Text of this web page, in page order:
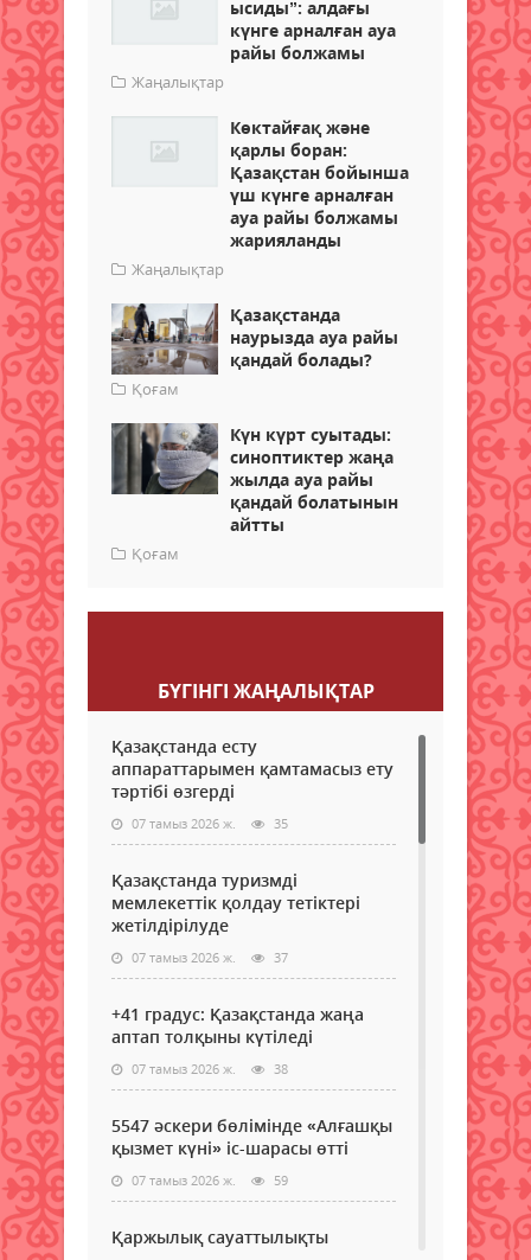
ысиды”: алдағы
күнге арналған ауа
райы болжамы
Жаңалықтар
Көктайғақ және
қарлы боран:
Қазақстан бойынша
үш күнге арналған
ауа райы болжамы
жарияланды
Жаңалықтар
Қазақстанда
наурызда ауа райы
қандай болады?
Қоғам
Күн күрт суытады:
синоптиктер жаңа
жылда ауа райы
қандай болатынын
айтты
Қоғам
БҮГІНГI ЖАҢАЛЫҚТАР
Қазақстанда есту
аппараттарымен қамтамасыз ету
тәртібі өзгерді
07 тамыз 2026 ж. 35
Қазақстанда туризмді
мемлекеттік қолдау тетіктері
жетілдірілуде
07 тамыз 2026 ж. 37
+41 градус: Қазақстанда жаңа
аптап толқыны күтіледі
07 тамыз 2026 ж. 38
5547 әскери бөлімінде «Алғашқы
қызмет күні» іс-шарасы өтті
07 тамыз 2026 ж. 59
Қаржылық сауаттылықты